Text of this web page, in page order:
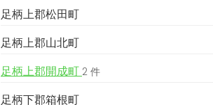
足柄上郡松田町
足柄上郡山北町
足柄上郡開成町 2 件
足柄下郡箱根町